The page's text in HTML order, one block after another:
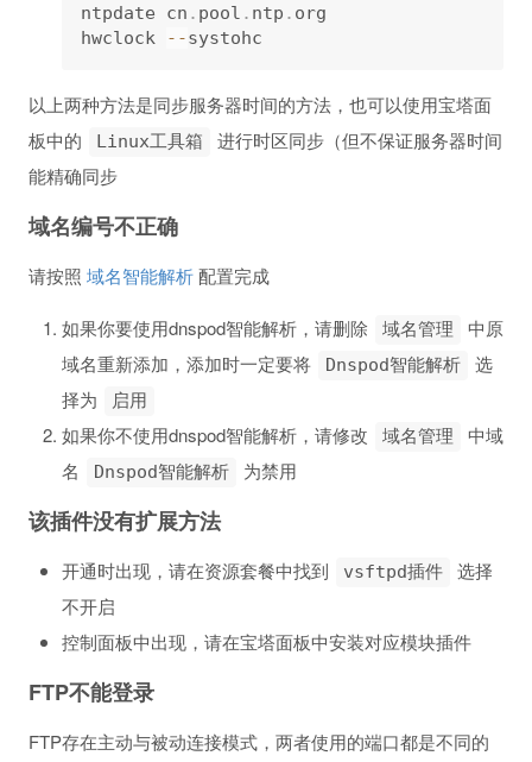
ntpdate cn . pool . ntp . org
hwclock
--
以上两种方法是同步服务器时间的方法，也可以使用宝塔面
板中的
Linux工具箱
进行时区同步（但不保证服务器时间
能精确同步
域名编号不正确
请按照 域名智能解析配置完成
如果你要使用dnspod智能解析，请删除 域名管理
中原
域名重新添加，添加时一定要将
Dnspod智能解析
选
择为
启用
如果你不使用dnspod智能解析，请修改 域名管理
中域
名
Dnspod智能解析 为禁用
该插件没有扩展方法
开通时出现，请在资源套餐中找到 vsftpd插件
选择
不开启
控制面板中出现，请在宝塔面板中安装对应模块插件
FTP不能登录
FTP存在主动与被动连接模式，两者使用的端口都是不同的